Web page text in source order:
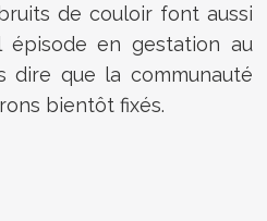
de couloir font aussi
en gestation au
dire que la communauté
bientôt fixés.